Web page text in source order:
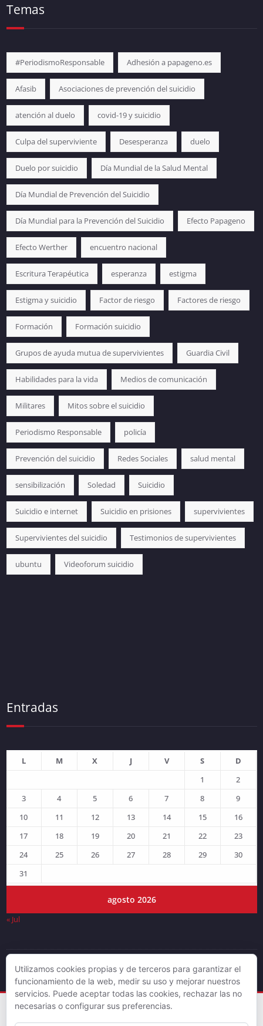
Temas
#PeriodismoResponsable Adhesión a papageno.es
Afasib Asociaciones de prevención del suicidio
atención al duelo covid-19 y suicidio
Culpa del superviviente Desesperanza duelo
Duelo por suicidio Día Mundial de la Salud Mental
Día Mundial de Prevención del Suicidio
Día Mundial para la Prevención del Suicidio Efecto Papageno
Efecto Werther encuentro nacional
Escritura Terapéutica esperanza estigma
Estigma y suicidio Factor de riesgo Factores de riesgo
Formación Formación suicidio
Grupos de ayuda mutua de supervivientes Guardia Civil
Habilidades para la vida Medios de comunicación
Militares Mitos sobre el suicidio
Periodismo Responsable policía
Prevención del suicidio Redes Sociales salud mental
sensibilización Soledad Suicidio
Suicidio e internet Suicidio en prisiones supervivientes
Supervivientes del suicidio Testimonios de supervivientes
ubuntu Videoforum suicidio
Entradas
agosto 2026
L M X J V S
D
1
2
3
4 5 6 7 8
9
10
11 12 13 14 15
16
17
18 19 20 21 22
23
24
25 26 27 28 29
30
31
« Jul
© DJLV 2019
Utilizamos cookies propias y de terceros para garantizar el
funcionamiento de la web, medir su uso y mejorar nuestros
servicios. Puede aceptar todas las cookies, rechazar las no
necesarias o configurar sus preferencias.